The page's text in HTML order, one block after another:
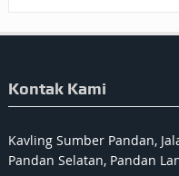
Kontak Kami
Kavling Sumber Pandan,
Pandan Selatan, Pandan